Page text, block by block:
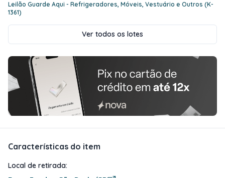
Leilão Guarde Aqui - Refrigeradores, Móveis, Vestuário e Outros (K-
1361)
Ver todos os lotes
Características do item
Local de retirada: